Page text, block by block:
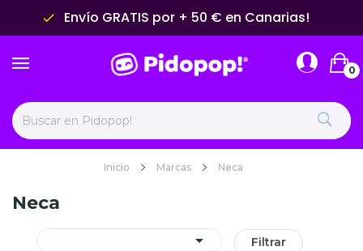
done Envío GRATIS por + 50 € en Canarias!
0
Inicio Marcas Neca
Neca
 Filtrar